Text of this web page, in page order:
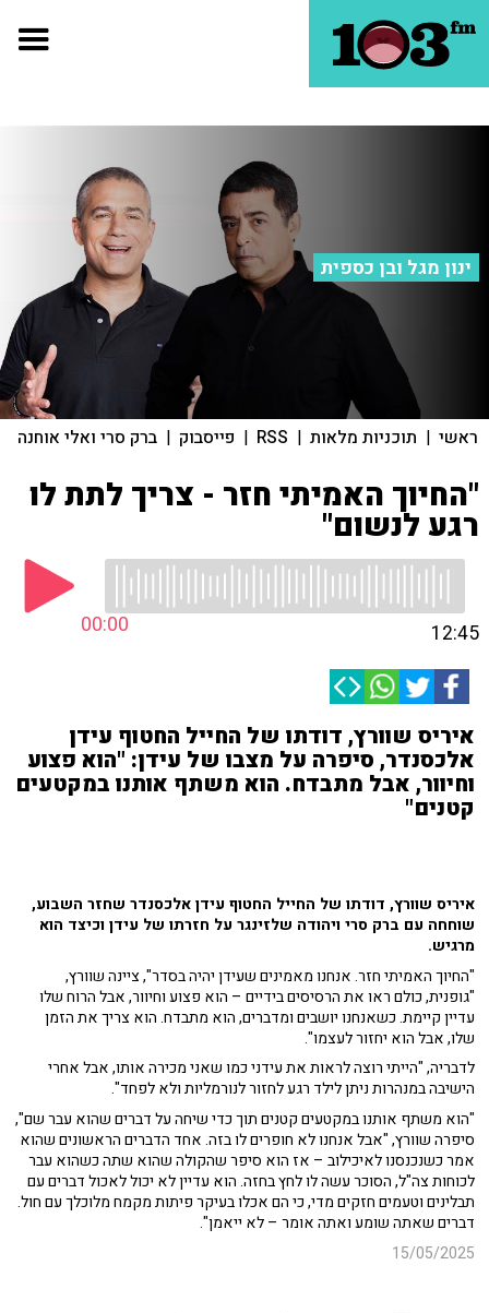
ינון מגל ובן כספית
ראשי | תוכניות מלאות |
RSS
| פייסבוק | ברק סרי ואלי אוחנה
"החיוך האמיתי חזר - צריך לתת לו
רגע לנשום"
00:00 12:45
איריס שוורץ, דודתו של החייל החטוף עידן
אלכסנדר, סיפרה על מצבו של עידן: "הוא פצוע
וחיוור, אבל מתבדח. הוא משתף אותנו במקטעים
קטנים"
איריס שוורץ, דודתו של החייל החטוף עידן אלכסנדר שחזר השבוע,
שוחחה עם ברק סרי ויהודה שלזינגר על חזרתו של עידן וכיצד הוא
מרגיש.
"החיוך האמיתי חזר. אנחנו מאמינים שעידן יהיה בסדר", ציינה שוורץ,
"גופנית, כולם ראו את הרסיסים בידיים – הוא פצוע וחיוור, אבל הרוח שלו
עדיין קיימת. כשאנחנו יושבים ומדברים, הוא מתבדח. הוא צריך את הזמן
שלו, אבל הוא יחזור לעצמו".
לדבריה, "הייתי רוצה לראות את עידני כמו שאני מכירה אותו, אבל אחרי
הישיבה במנהרות ניתן לילד רגע לחזור לנורמליות ולא לפחד".
"הוא משתף אותנו במקטעים קטנים תוך כדי שיחה על דברים שהוא עבר שם",
סיפרה שוורץ, "אבל אנחנו לא חופרים לו בזה. אחד הדברים הראשונים שהוא
אמר כשנכנסנו לאיכילוב – אז הוא סיפר שהקולה שהוא שתה כשהוא עבר
לכוחות צה"ל, הסוכר עשה לו לחץ בחזה. הוא עדיין לא יכול לאכול דברים עם
תבלינים וטעמים חזקים מדי, כי הם אכלו בעיקר פיתות מקמח מלוכלך עם חול.
דברים שאתה שומע ואתה אומר – לא ייאמן".
15/05/2025